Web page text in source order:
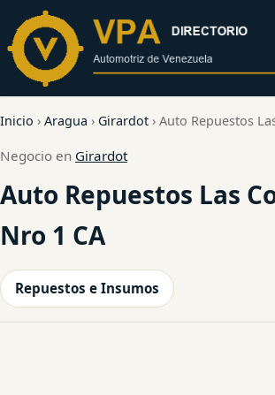
contenido
Inicio › Aragua › Girardot › Auto Repuestos
Negocio en Girardot
Auto Repuestos Las
Nro 1 CA
Repuestos e Insumos